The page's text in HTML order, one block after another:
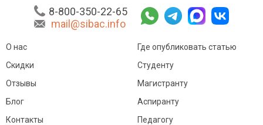
8-800-350-22-65
mail@sibac.info
О нас
Скидки
Отзывы
Блог
Контакты
Где опубликовать статью
Студенту
Магистранту
Аспиранту
Педагогу